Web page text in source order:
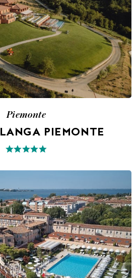
Piemonte
PIEMONTE